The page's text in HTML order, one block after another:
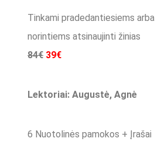
Tinkami pradedantiesiems arba
norintiems atsinaujinti žinias
84€ 39€
Lektoriai: Augustė, Agnė
6 Nuotolinės pamokos + Įrašai